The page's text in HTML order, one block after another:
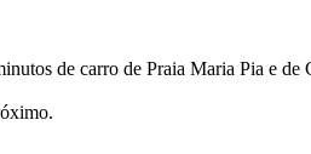
de carro de Praia Maria Pia e